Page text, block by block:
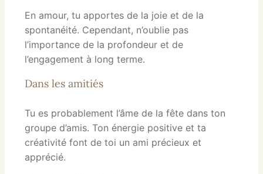
En amour, tu apportes de la joie et de la
spontanéité. Cependant, n’oublie pas
l’importance de la profondeur et de
l’engagement à long terme.
Dans les amitiés
Tu es probablement l’âme de la fête dans ton
groupe d’amis. Ton énergie positive et ta
créativité font de toi un ami précieux et
apprécié.